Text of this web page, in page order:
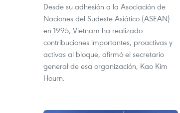
Desde su adhesión a la Asociación de
Naciones del Sudeste Asiático (ASEAN)
en 1995, Vietnam ha realizado
contribuciones importantes, proactivas y
activas al bloque, afirmó el secretario
general de esa organización, Kao Kim
Hourn.